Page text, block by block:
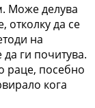
Може делува
да се
на
ги почитува.
раце, посебно
кога